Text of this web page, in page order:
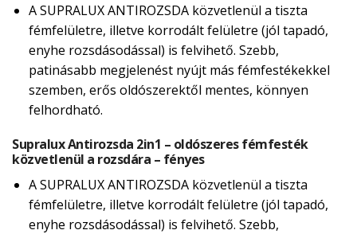
A SUPRALUX ANTIROZSDA közvetlenül a tiszta
fémfelületre, illetve korrodált felületre (jól tapadó,
enyhe rozsdásodással) is felvihető. Szebb,
patinásabb megjelenést nyújt más fémfestékekkel
szemben, erős oldószerektől mentes, könnyen
felhordható.
Supralux Antirozsda 2in1 – oldószeres fémfesték
közvetlenül a rozsdára – fényes
A SUPRALUX ANTIROZSDA közvetlenül a tiszta
fémfelületre, illetve korrodált felületre (jól tapadó,
enyhe rozsdásodással) is felvihető. Szebb,